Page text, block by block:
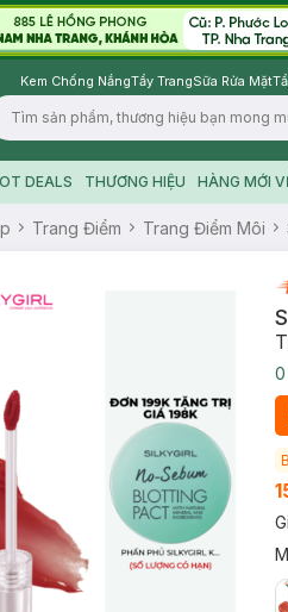
Kem Chống NắngTẩy TrangSữa Rửa Mặt
DEALS THƯƠNG HIỆU HÀNG MỚI
Trang Điểm Trang Điểm Môi
0